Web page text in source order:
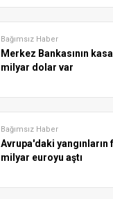
Bağımsız Haber
Merkez Bankasının
milyar dolar var
Bağımsız Haber
Avrupa'daki yangınların
milyar euroyu aştı